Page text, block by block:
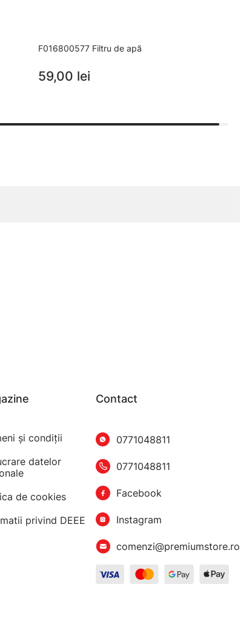
F016800577 Filtru de apă
59,00 lei
şi condiţii
datelor
de cookies
privind DEEE
Contact
0771048811
0771048811
Facebook
Instagram
comenzi@premiumstore.ro